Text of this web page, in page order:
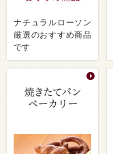
ナチュラルローソン
厳選のおすすめ商品
です